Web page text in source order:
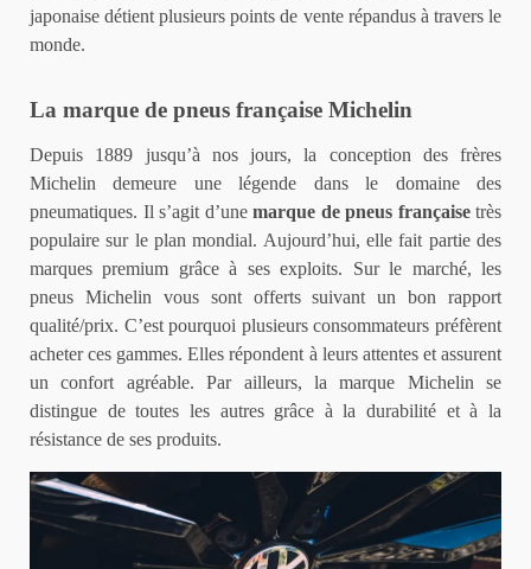
japonaise détient plusieurs points de vente répandus à travers le
monde.
La marque de pneus française Michelin
Depuis 1889 jusqu’à nos jours, la conception des frères
Michelin demeure une légende dans le domaine des
pneumatiques. Il s’agit d’une marque de pneus françaisetrès
populaire sur le plan mondial. Aujourd’hui, elle fait partie des
marques premium grâce à ses exploits. Sur le marché, les
pneus Michelin vous sont offerts suivant un bon rapport
qualité/prix. C’est pourquoi plusieurs consommateurs préfèrent
acheter ces gammes. Elles répondent à leurs attentes et assurent
un confort agréable. Par ailleurs, la marque Michelin se
distingue de toutes les autres grâce à la durabilité et à la
résistance de ses produits.